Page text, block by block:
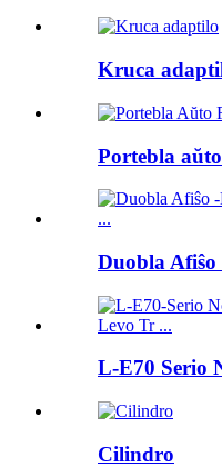
Kruca
Portebla
Duobla
L-E70 Serio
Cilindro